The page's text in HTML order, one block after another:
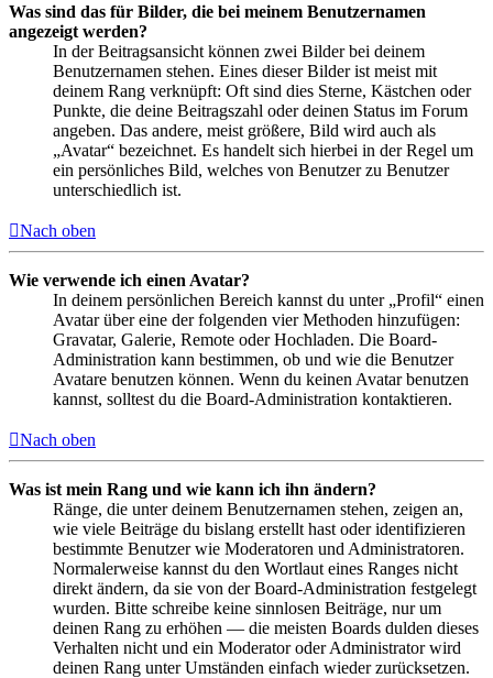
Was sind das für Bilder, die bei meinem Benutzernamen
angezeigt werden?
In der Beitragsansicht können zwei Bilder bei deinem
Benutzernamen stehen. Eines dieser Bilder ist meist mit
deinem Rang verknüpft: Oft sind dies Sterne, Kästchen oder
Punkte, die deine Beitragszahl oder deinen Status im Forum
angeben. Das andere, meist größere, Bild wird auch als
„Avatar“ bezeichnet. Es handelt sich hierbei in der Regel um
ein persönliches Bild, welches von Benutzer zu Benutzer
unterschiedlich ist.
Nach oben
Wie verwende ich einen Avatar?
In deinem persönlichen Bereich kannst du unter „Profil“ einen
Avatar über eine der folgenden vier Methoden hinzufügen:
Gravatar, Galerie, Remote oder Hochladen. Die Board-
Administration kann bestimmen, ob und wie die Benutzer
Avatare benutzen können. Wenn du keinen Avatar benutzen
kannst, solltest du die Board-Administration kontaktieren.
Nach oben
Was ist mein Rang und wie kann ich ihn ändern?
Ränge, die unter deinem Benutzernamen stehen, zeigen an,
wie viele Beiträge du bislang erstellt hast oder identifizieren
bestimmte Benutzer wie Moderatoren und Administratoren.
Normalerweise kannst du den Wortlaut eines Ranges nicht
direkt ändern, da sie von der Board-Administration festgelegt
wurden. Bitte schreibe keine sinnlosen Beiträge, nur um
deinen Rang zu erhöhen — die meisten Boards dulden dieses
Verhalten nicht und ein Moderator oder Administrator wird
deinen Rang unter Umständen einfach wieder zurücksetzen.